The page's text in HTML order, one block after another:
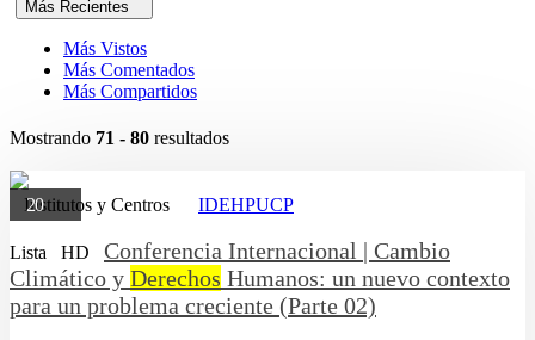
Más Recientes
Más Vistos
Más Comentados
Más Compartidos
Mostrando 71 - 80 resultados
20
Institutos y Centros IDEHPUCP
Lista HD
Conferencia Internacional | Cambio
Climático y Derechos Humanos: un nuevo contexto
para un problema creciente (Parte 02)